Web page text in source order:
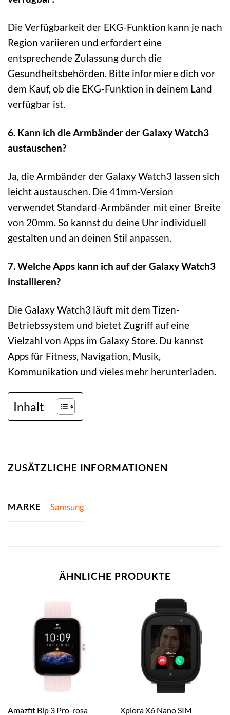
Die Verfügbarkeit der EKG-Funktion kann je nach
Region variieren und erfordert eine
entsprechende Zulassung durch die
Gesundheitsbehörden. Bitte informiere dich vor
dem Kauf, ob die EKG-Funktion in deinem Land
verfügbar ist.
6. Kann ich die Armbänder der Galaxy Watch3
austauschen?
Ja, die Armbänder der Galaxy Watch3 lassen sich
leicht austauschen. Die 41mm-Version
verwendet Standard-Armbänder mit einer Breite
von 20mm. So kannst du deine Uhr individuell
gestalten und an deinen Stil anpassen.
7. Welche Apps kann ich auf der Galaxy Watch3
installieren?
Die Galaxy Watch3 läuft mit dem Tizen-
Betriebssystem und bietet Zugriff auf eine
Vielzahl von Apps im Galaxy Store. Du kannst
Apps für Fitness, Navigation, Musik,
Kommunikation und vieles mehr herunterladen.
Inhalt
ZUSÄTZLICHE INFORMATIONEN
MARKE Samsung
ÄHNLICHE PRODUKTE
Amazfit Bip 3 Pro-rosa Xplora X6 Nano SIM